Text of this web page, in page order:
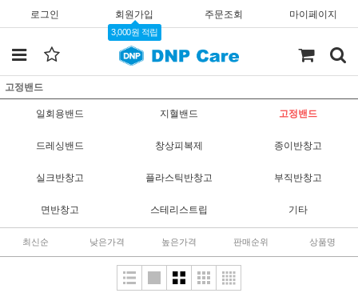
로그인 회원가입
3,000원 적립
주문조회 마이페이지
고정밴드
일회용밴드 지혈밴드 고정밴드
드레싱밴드 창상피복제 종이반창고
실크반창고 플라스틱반창고 부직반창고
면반창고 스테리스트립 기타
최신순 낮은가격 높은가격 판매순위 상품명